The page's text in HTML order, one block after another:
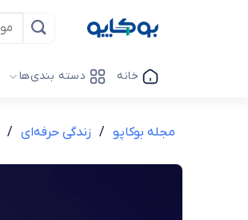
خانه دسته بندی‌ها
مجله بوکاپو / زندگی حرفه‌ای /